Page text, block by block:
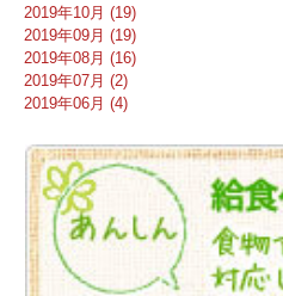
2019年10月 (19)
2019年09月 (19)
2019年08月 (16)
2019年07月 (2)
2019年06月 (4)